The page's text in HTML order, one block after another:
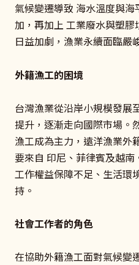
氣候變遷導致 海水溫度與
加，再加上 工業廢水與塑
日益加劇，漁業永續面臨嚴
外籍漁工的困境
台灣漁業從沿岸小規模發展
提升，逐漸走向國際市場。
漁工成為主力，遠洋漁業外
要來自 印尼、菲律賓及越南
工作權益保障不足、生活環
持。
社會工作者的角色
在協助外籍漁工面對氣候變